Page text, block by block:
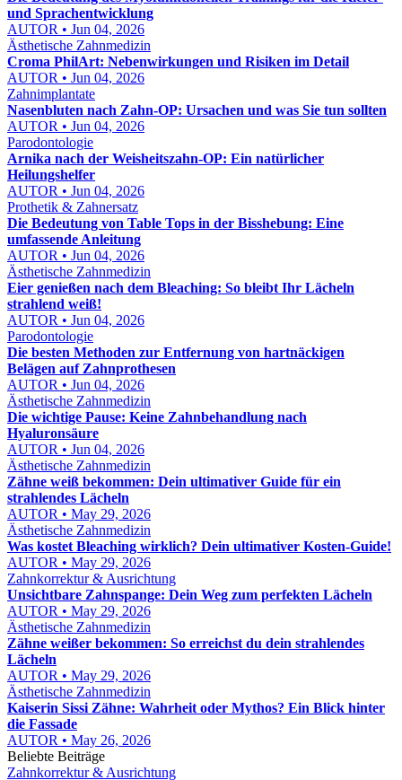
und Sprachentwicklung
AUTOR • Jun 04, 2026
Ästhetische Zahnmedizin
Croma PhilArt: Nebenwirkungen und Risiken im Detail
AUTOR • Jun 04, 2026
Zahnimplantate
Nasenbluten nach Zahn-OP: Ursachen und was Sie tun sollten
AUTOR • Jun 04, 2026
Parodontologie
Arnika nach der Weisheitszahn-OP: Ein natürlicher
Heilungshelfer
AUTOR • Jun 04, 2026
Prothetik & Zahnersatz
Die Bedeutung von Table Tops in der Bisshebung: Eine
umfassende Anleitung
AUTOR • Jun 04, 2026
Ästhetische Zahnmedizin
Eier genießen nach dem Bleaching: So bleibt Ihr Lächeln
strahlend weiß!
AUTOR • Jun 04, 2026
Parodontologie
Die besten Methoden zur Entfernung von hartnäckigen
Belägen auf Zahnprothesen
AUTOR • Jun 04, 2026
Ästhetische Zahnmedizin
Die wichtige Pause: Keine Zahnbehandlung nach
Hyaluronsäure
AUTOR • Jun 04, 2026
Ästhetische Zahnmedizin
Zähne weiß bekommen: Dein ultimativer Guide für ein
strahlendes Lächeln
AUTOR • May 29, 2026
Ästhetische Zahnmedizin
Was kostet Bleaching wirklich? Dein ultimativer Kosten-Guide!
AUTOR • May 29, 2026
Zahnkorrektur & Ausrichtung
Unsichtbare Zahnspange: Dein Weg zum perfekten Lächeln
AUTOR • May 29, 2026
Ästhetische Zahnmedizin
Zähne weißer bekommen: So erreichst du dein strahlendes
Lächeln
AUTOR • May 29, 2026
Ästhetische Zahnmedizin
Kaiserin Sissi Zähne: Wahrheit oder Mythos? Ein Blick hinter
die Fassade
AUTOR • May 26, 2026
Beliebte Beiträge
Zahnkorrektur & Ausrichtung